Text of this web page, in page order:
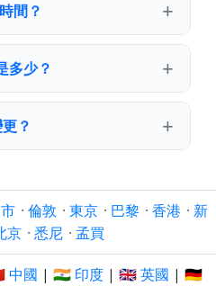
間？
多少？
？
· 倫敦 · 東京 · 巴黎 · 香港 · 新
京 · 悉尼 · 孟買
中國 | 🇮🇳 印度 | 🇬🇧 英國 | 🇩🇪